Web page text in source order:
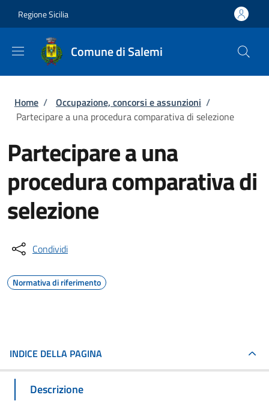
Regione Sicilia
Comune di Salemi
Briciole di pane
Home / Occupazione, concorsi e assunzioni /
Partecipare a una procedura comparativa di selezione
Partecipare a una
procedura comparativa di
selezione
Condividi
Normativa di riferimento
INDICE DELLA PAGINA
Descrizione